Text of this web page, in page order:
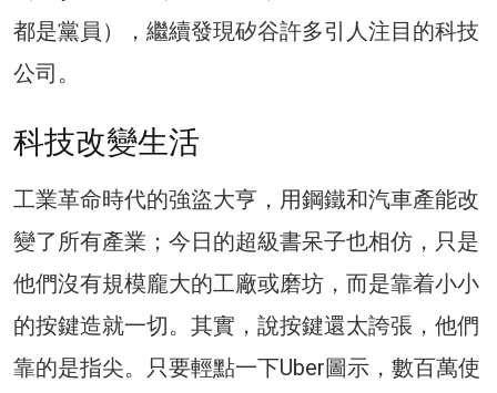
都是黨員），繼續發現矽谷許多引人注目的科技
公司。
科技改變生活
工業革命時代的強盜大亨，用鋼鐵和汽車產能改
變了所有產業；今日的超級書呆子也相仿，只是
他們沒有規模龐大的工廠或磨坊，而是靠着小小
的按鍵造就一切。其實，說按鍵還太誇張，他們
靠的是指尖。只要輕點一下Uber圖示，數百萬使